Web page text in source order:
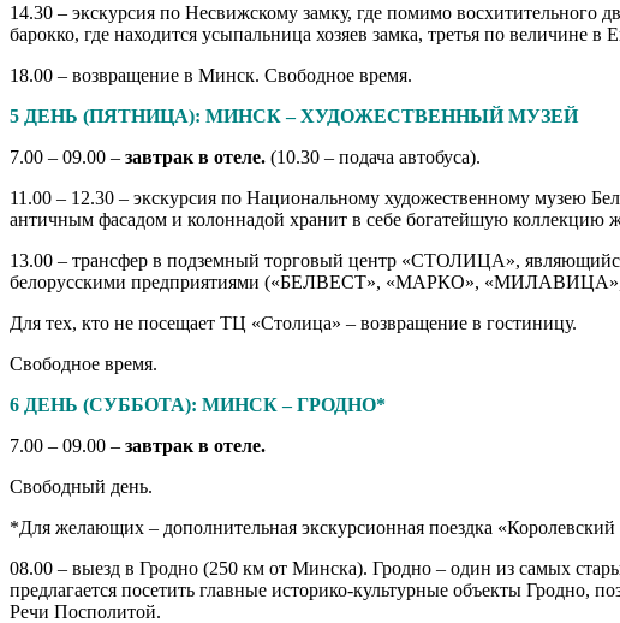
14.30 – экскурсия по Несвижскому замку, где помимо восхитительного
барокко, где находится усыпальница хозяев замка, третья по величине в
18.00 – возвращение в Минск. Свободное время.
5 ДЕНЬ (ПЯТНИЦА): МИНСК – ХУДОЖЕСТВЕННЫЙ МУЗЕЙ
7.00 – 09.00 – завтрак в отеле. (10.30 – подача автобуса).
11.00 – 12.30 – экскурсия по Национальному художественному музею
античным фасадом и колоннадой хранит в себе богатейшую коллекцию
13.00 – трансфер в подземный торговый центр «СТОЛИЦА»,
белорусскими предприятиями («БЕЛВЕСТ», «МАРКО»,
Для тех, кто не посещает ТЦ «Столица» – возвращение в гостиницу.
Свободное время.
6 ДЕНЬ (СУББОТА): МИНСК – ГРОДНО*
7.00 – 09.00 – завтрак в отеле.
Свободный день.
*Для желающих – дополнительная экскурсионная поездка «Королевский
08.00 – выезд в Гродно (250 км от Минска). Гродно – один из самых
предлагается посетить главные историко-культурные объекты
Речи Посполитой.